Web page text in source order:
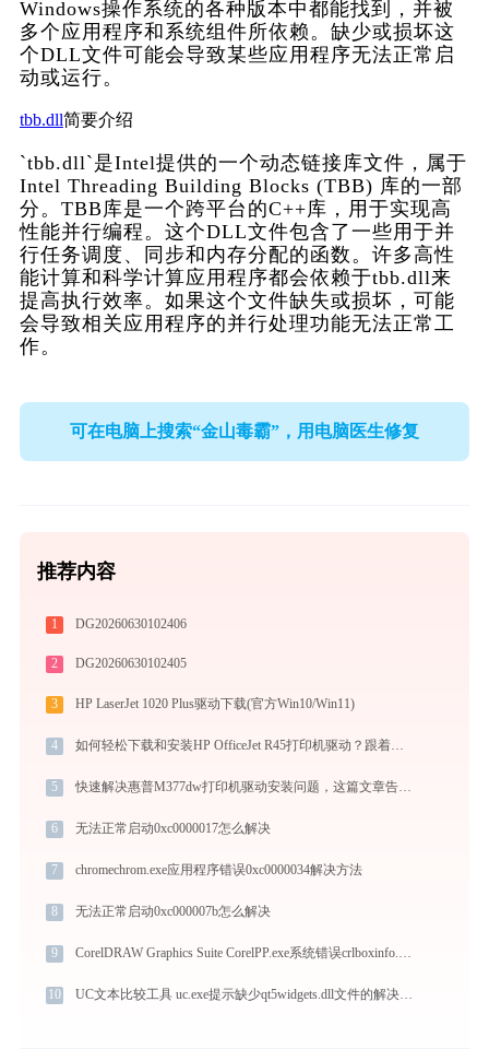
Windows操作系统的各种版本中都能找到，并被
多个应用程序和系统组件所依赖。缺少或损坏这
个DLL文件可能会导致某些应用程序无法正常启
动或运行。
tbb.dll简要介绍
`tbb.dll`是Intel提供的一个动态链接库文件，属于
Intel Threading Building Blocks (TBB) 库的一部
分。TBB库是一个跨平台的C++库，用于实现高
性能并行编程。这个DLL文件包含了一些用于并
行任务调度、同步和内存分配的函数。许多高性
能计算和科学计算应用程序都会依赖于tbb.dll来
提高执行效率。如果这个文件缺失或损坏，可能
会导致相关应用程序的并行处理功能无法正常工
作。
可在电脑上搜索“金山毒霸”，用电脑医生修复
推荐内容
1 DG20260630102406
2 DG20260630102405
3 HP LaserJet 1020 Plus驱动下载(官方Win10/Win11)
4 如何轻松下载和安装HP OfficeJet R45打印机驱动？跟着这篇指南走
5 快速解决惠普M377dw打印机驱动安装问题，这篇文章告诉你方法
6 无法正常启动0xc0000017怎么解决
7 chromechrom.exe应用程序错误0xc0000034解决方法
8 无法正常启动0xc000007b怎么解决
9 CorelDRAW Graphics Suite CorelPP.exe系统错误crlboxinfo.dll丢失如何解决
10 UC文本比较工具 uc.exe提示缺少qt5widgets.dll文件的解决办法